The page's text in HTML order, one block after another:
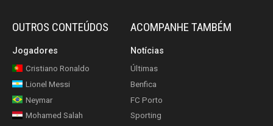
OUTROS CONTEÚDOS
Jogadores
Cristiano Ronaldo
Lionel Messi
Neymar
Mohamed Salah
ACOMPANHE TAMBÉM
Notícias
Últimas
Benfica
FC Porto
Sporting